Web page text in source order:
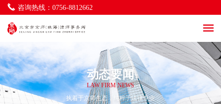
咨询热线：0756-8812662海商海事与物流法律事务
一带一路及涉外法律事务
立法服务法律事务
律师调解法律事务
动态要闻
LAW FIRM NEWS
执着于京师生态，纯粹于法律专业